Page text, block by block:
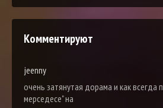
Комментируют
jeenny
очень затянутая дорама и как всегда
мерседесе" на